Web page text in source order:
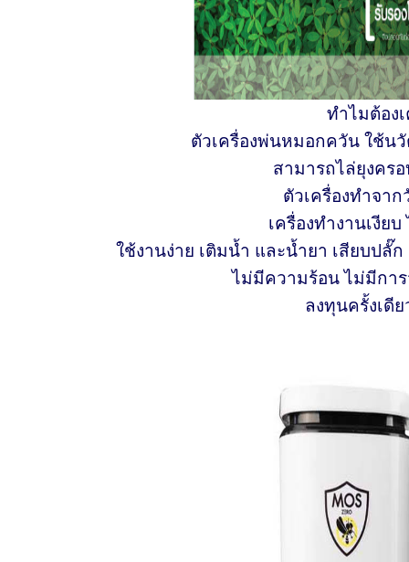
ทำไมต้อง
ตัวเครื่องพ่นหมอกควัน ใช้น
สามารถไล่ยุงคร
ตัวเครื่องทำจา
เครื่องทำงานเงี
ใช้งานง่าย เติมน้ำ และน้ำยา เสียบปลั๊
ไม่มีความร้อน ไม่มีการ
ลงทุนครั้งเดี